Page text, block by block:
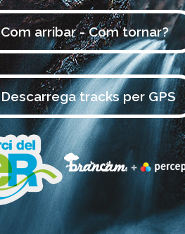
Com arribar - Com tornar?
Descarrega tracks per GPS